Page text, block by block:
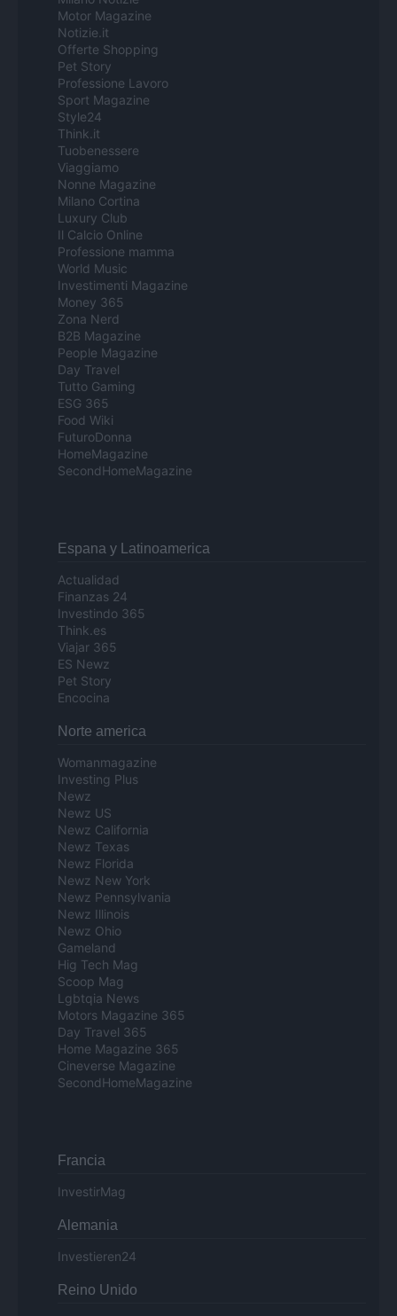
Motor Magazine
Notizie.it
Offerte Shopping
Pet Story
Professione Lavoro
Sport Magazine
Style24
Think.it
Tuobenessere
Viaggiamo
Nonne Magazine
Milano Cortina
Luxury Club
Il Calcio Online
Professione mamma
World Music
Investimenti Magazine
Money 365
Zona Nerd
B2B Magazine
People Magazine
Day Travel
Tutto Gaming
ESG 365
Food Wiki
FuturoDonna
HomeMagazine
SecondHomeMagazine
Espana y Latinoamerica
Actualidad
Finanzas 24
Investindo 365
Think.es
Viajar 365
ES Newz
Pet Story
Encocina
Norte america
Womanmagazine
Investing Plus
Newz
Newz US
Newz California
Newz Texas
Newz Florida
Newz New York
Newz Pennsylvania
Newz Illinois
Newz Ohio
Gameland
Hig Tech Mag
Scoop Mag
Lgbtqia News
Motors Magazine 365
Day Travel 365
Home Magazine 365
Cineverse Magazine
SecondHomeMagazine
Francia
InvestirMag
Alemania
Investieren24
Reino Unido